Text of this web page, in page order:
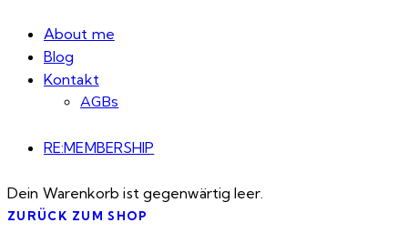
About me
Blog
Kontakt
AGBs
RE:MEMBERSHIP
Dein Warenkorb ist gegenwärtig leer.
ZURÜCK ZUM SHOP